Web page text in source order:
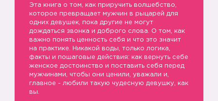
Эта книга о том, как приручить волшебство,
которое превращает мужчин в рыцарей для
одних девушек, пока другие не могут
дождаться звонка и доброго слова. О том, как
важно понять ценность себя и что это значит
на практике. Никакой воды, только логика,
факты и пошаговые действия: как вернуть себе
женское достоинство и поставить себя перед
мужчинами, чтобы они ценили, уважали и,
главное - любили такую чудесную девушку, как
вы.